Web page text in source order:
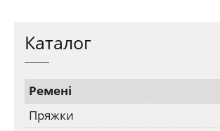
Каталог
Ремені
Пряжки